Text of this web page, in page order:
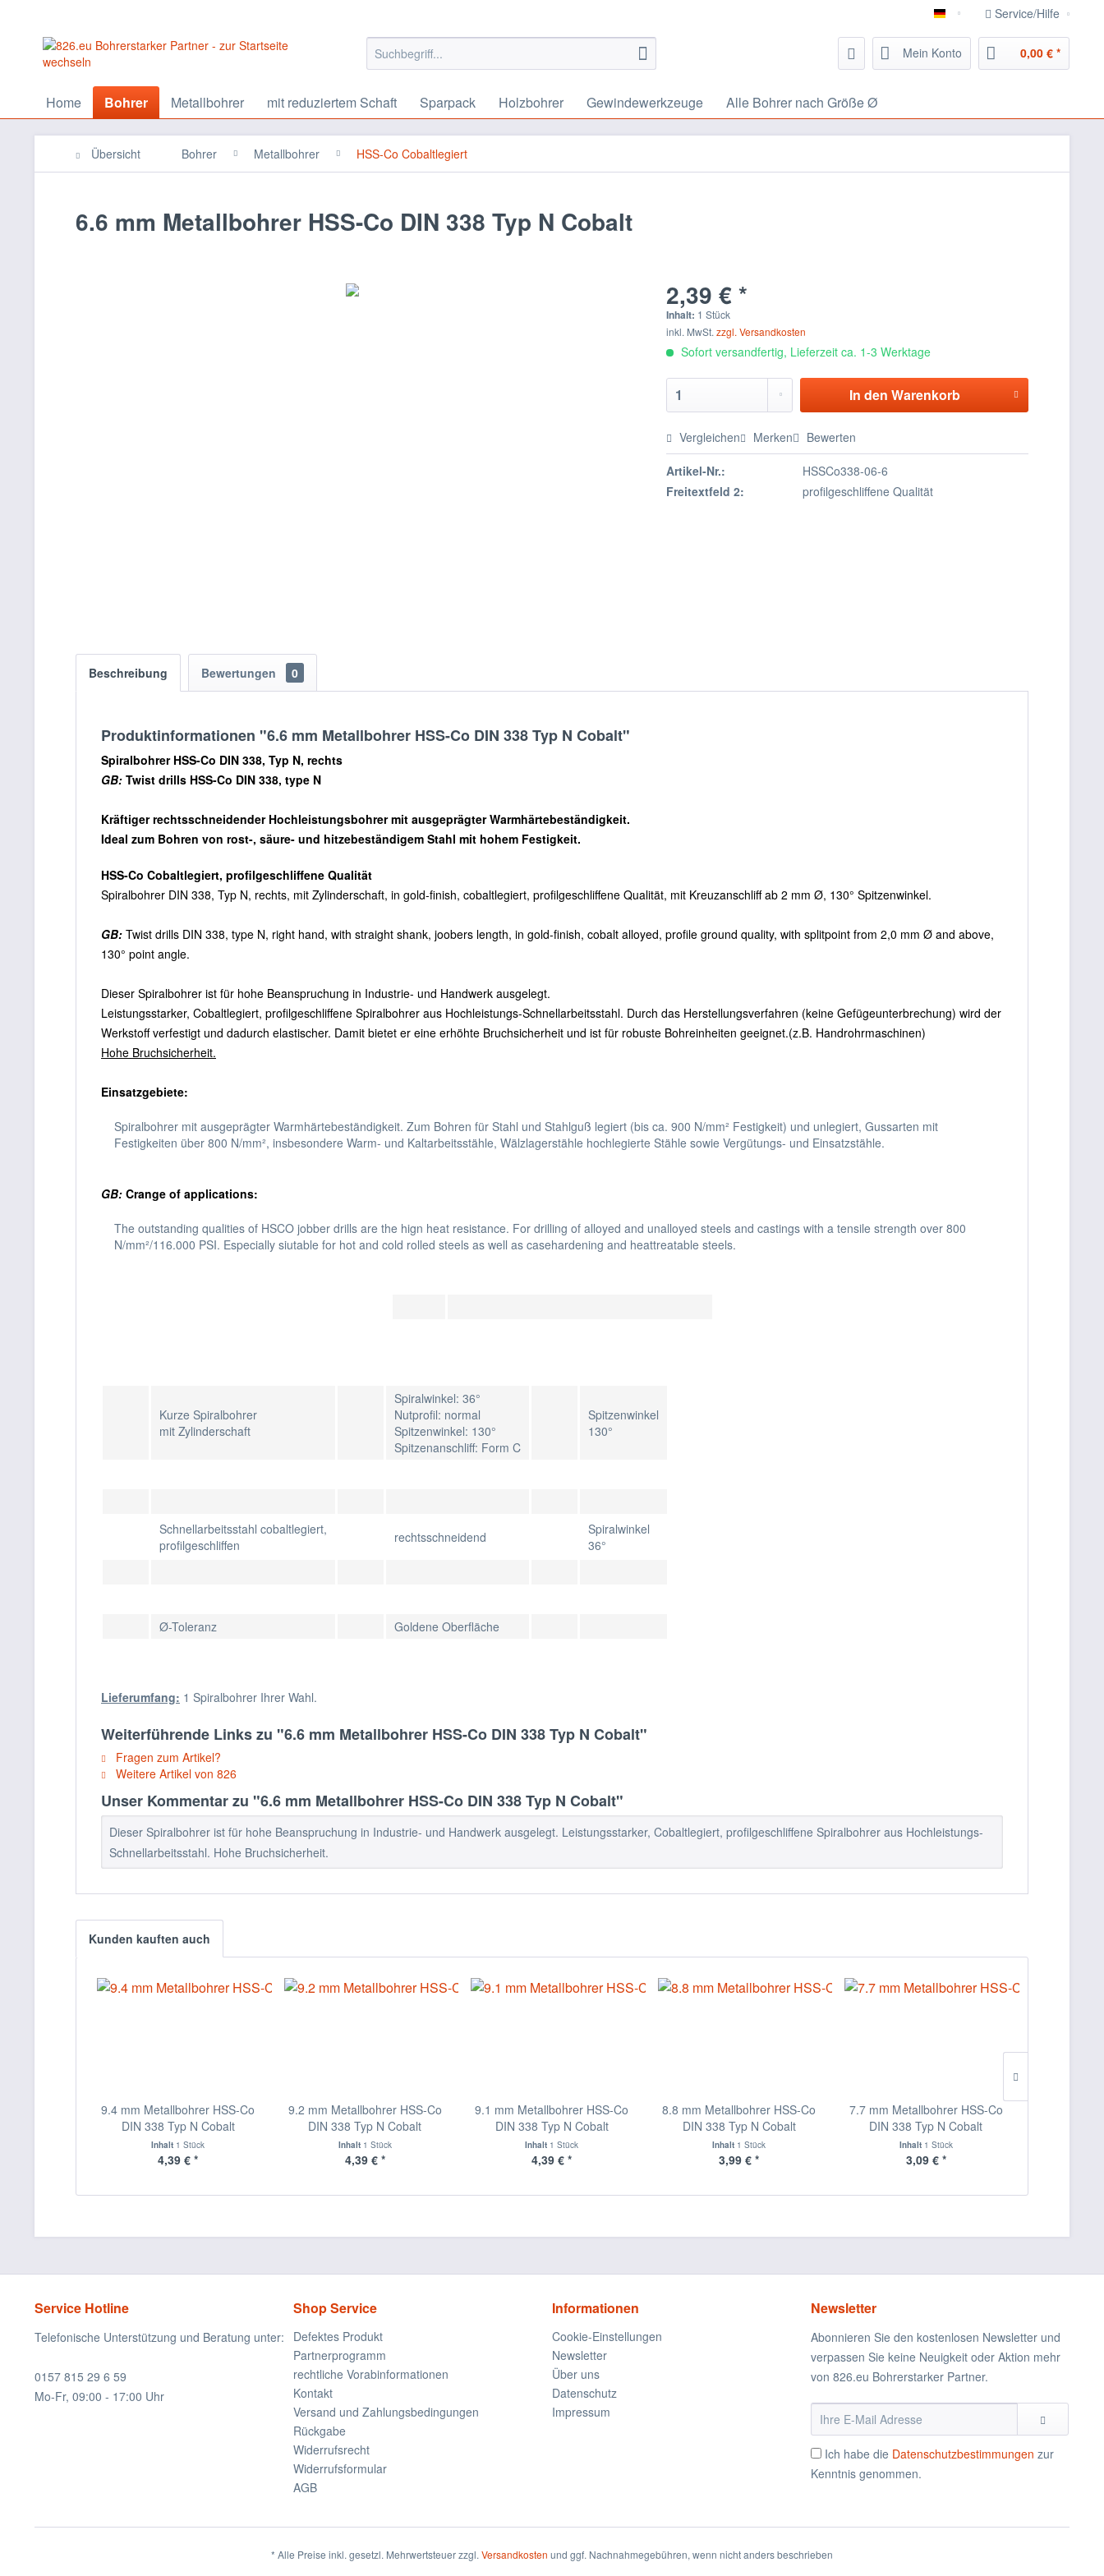
826.eu Handwerker Portal
Service/Hilfe
Mein Konto 0,00 € *
Home Bohrer Metallbohrer mit reduziertem Schaft Sparpack Holzbohrer Gewindewerkzeuge Alle Bohrer nach Größe Ø
Übersicht Bohrer Metallbohrer HSS-Co Cobaltlegiert
6.6 mm Metallbohrer HSS-Co DIN 338 Typ N Cobalt
2,39 € *
Inhalt: 1 Stück
inkl. MwSt.zzgl. Versandkosten
Sofort versandfertig, Lieferzeit ca. 1-3 Werktage
In den Warenkorb
Vergleichen Merken Bewerten
Artikel-Nr.:
HSSCo338-06-6
Freitextfeld 2:
profilgeschliffene Qualität
Beschreibung Bewertungen 0
Produktinformationen "6.6 mm Metallbohrer HSS-Co DIN 338 Typ N Cobalt"
Spiralbohrer HSS-Co DIN 338, Typ N, rechts
GB: Twist drills HSS-Co DIN 338, type N
Kräftiger rechtsschneidender Hochleistungsbohrer mit ausgeprägter Warmhärtebeständigkeit.
Ideal zum Bohren von rost-, säure- und hitzebeständigem Stahl mit hohem Festigkeit.
HSS-Co Cobaltlegiert, profilgeschliffene Qualität
Spiralbohrer DIN 338, Typ N, rechts, mit Zylinderschaft, in gold-finish, cobaltlegiert, profilgeschliffene Qualität, mit Kreuzanschliff ab 2 mm Ø, 130° Spitzenwinkel.
GB: Twist drills DIN 338, type N, right hand, with straight shank, joobers length, in gold-finish, cobalt alloyed, profile ground quality, with splitpoint from 2,0 mm Ø and above,
130° point angle.
Dieser Spiralbohrer ist für hohe Beanspruchung in Industrie- und Handwerk ausgelegt.
Leistungsstarker, Cobaltlegiert, profilgeschliffene Spiralbohrer aus Hochleistungs-Schnellarbeitsstahl. Durch das Herstellungsverfahren (keine Gefügeunterbrechung) wird der
Werkstoff verfestigt und dadurch elastischer. Damit bietet er eine erhöhte Bruchsicherheit und ist für robuste Bohreinheiten geeignet.(z.B. Handrohrmaschinen)
Hohe Bruchsicherheit.
Einsatzgebiete:
Spiralbohrer mit ausgeprägter Warmhärtebeständigkeit. Zum Bohren für Stahl und Stahlguß legiert (bis ca. 900 N/mm² Festigkeit) und unlegiert, Gussarten mit
Festigkeiten über 800 N/mm², insbesondere Warm- und Kaltarbeitsstähle, Wälzlagerstähle hochlegierte Stähle sowie Vergütungs- und Einsatzstähle.
GB: Crange of applications:
The outstanding qualities of HSCO jobber drills are the hign heat resistance. For drilling of alloyed and unalloyed steels and castings with a tensile strength over 800
N/mm²/116.000 PSI. Especially siutable for hot and cold rolled steels as well as casehardening and heattreatable steels.
Kurze Spiralbohrer
mit Zylinderschaft
Spiralwinkel: 36°
Nutprofil: normal
Spitzenwinkel: 130°
Spitzenanschliff: Form C
Spitzenwinkel
130°
Schnellarbeitsstahl cobaltlegiert,
profilgeschliffen
rechtsschneidend
Spiralwinkel
36°
Ø-Toleranz Goldene Oberfläche
Lieferumfang: 1 Spiralbohrer Ihrer Wahl.
Weiterführende Links zu "6.6 mm Metallbohrer HSS-Co DIN 338 Typ N Cobalt"
Fragen zum Artikel?
Weitere Artikel von 826
Unser Kommentar zu "6.6 mm Metallbohrer HSS-Co DIN 338 Typ N Cobalt"
Dieser Spiralbohrer ist für hohe Beanspruchung in Industrie- und Handwerk ausgelegt. Leistungsstarker, Cobaltlegiert, profilgeschliffene Spiralbohrer aus Hochleistungs-
Schnellarbeitsstahl. Hohe Bruchsicherheit.
Kunden kauften auch
9.4 mm Metallbohrer HSS-Co
DIN 338 Typ N Cobalt
Inhalt 1 Stück
4,39 € *
9.2 mm Metallbohrer HSS-Co
DIN 338 Typ N Cobalt
Inhalt 1 Stück
4,39 € *
9.1 mm Metallbohrer HSS-Co
DIN 338 Typ N Cobalt
Inhalt 1 Stück
4,39 € *
8.8 mm Metallbohrer HSS-Co
DIN 338 Typ N Cobalt
Inhalt 1 Stück
3,99 € *
7.7 mm Metallbohrer HSS-Co
DIN 338 Typ N Cobalt
Inhalt 1 Stück
3,09 € *
Service Hotline
Telefonische Unterstützung und Beratung unter:
0157 815 29 6 59
Mo-Fr, 09:00 - 17:00 Uhr
Shop Service
Defektes Produkt
Partnerprogramm
rechtliche Vorabinformationen
Kontakt
Versand und Zahlungsbedingungen
Rückgabe
Widerrufsrecht
Widerrufsformular
AGB
Informationen
Cookie-Einstellungen
Newsletter
Über uns
Datenschutz
Impressum
Newsletter
Abonnieren Sie den kostenlosen Newsletter und
verpassen Sie keine Neuigkeit oder Aktion mehr
von 826.eu Bohrerstarker Partner.
Ich habe die Datenschutzbestimmungen zur
Kenntnis genommen.
* Alle Preise inkl. gesetzl. Mehrwertsteuer zzgl. Versandkosten und ggf. Nachnahmegebühren, wenn nicht anders beschrieben